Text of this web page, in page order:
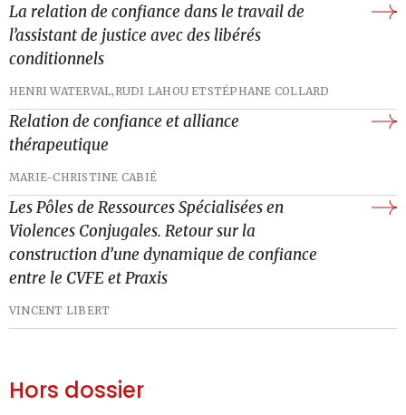
La relation de confiance dans le travail de
l’assistant de justice avec des libérés
conditionnels
HENRI WATERVAL, RUDI LAHOU ETSTÉPHANE COLLARD
Relation de confiance et alliance
thérapeutique
MARIE-CHRISTINE CABIÉ
Les Pôles de Ressources Spécialisées en
Violences Conjugales. Retour sur la
construction d’une dynamique de confiance
entre le CVFE et Praxis
VINCENT LIBERT
Hors dossier